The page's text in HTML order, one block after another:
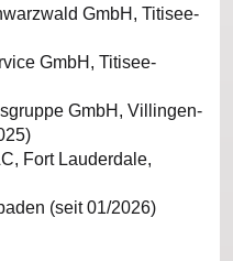
GmbH, Titisee-
GmbH, Titisee-
GmbH, Villingen-
Fort Lauderdale,
(seit 01/2026)